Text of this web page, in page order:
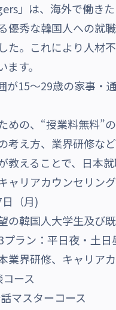
」は、海外で働き
優秀な韓国人への就
た。これにより人材
す。
が15〜29歳の家事・
めの、“授業料無料”
考え方、業界研修な
教えることで、日本
リアカウンセリング
（月)
韓国人大学生及び
ラン：平日夜・土日
業界研修、キャリア
ース
マスターコース